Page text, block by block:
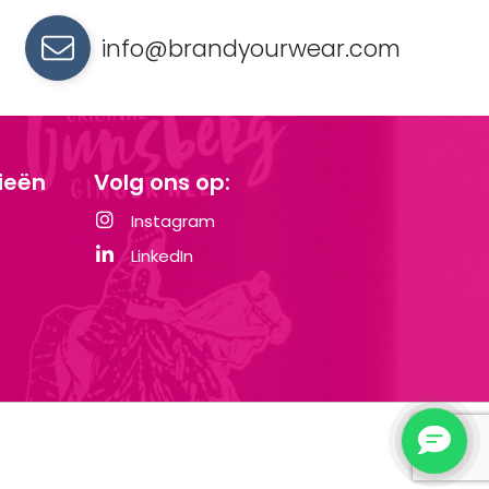
info@brandyourwear.com
Volg ons op:
Instagram
LinkedIn